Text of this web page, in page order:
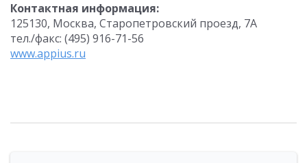
Контактная информация:
125130, Москва, Старопетровский проезд, 7А
тел./факс: (495) 916-71-56
www.appius.ru